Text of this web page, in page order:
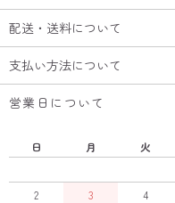
配送・送料について
支払い方法について
営業日について
日
月 火
2
3 4